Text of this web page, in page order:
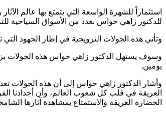
استثماراً للشهرة الواسعة التي يتمتع بها عالم
للدكتور زاهي حواس بعدد من الأسواق السياحية
وتأتي هذه الجولات الترويجية في إطار الجهود
يومين.
وأشار الدكتور زاهي حواس إلى أن هذه الجولات
العريقة في قلب كل شعوب العالم، وأن أجدادنا
الحضارة العريقة والاستمتاع بمشاهدة آثارها